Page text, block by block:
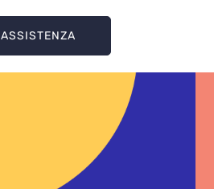
ASSISTENZA